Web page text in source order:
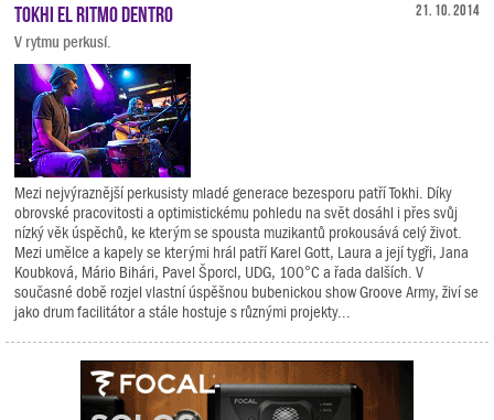
21. 10. 2014
Tokhi El Ritmo Dentro
V rytmu perkusí.
Mezi nejvýraznější perkusisty mladé generace bezesporu patří Tokhi. Díky
obrovské pracovitosti a optimistickému pohledu na svět dosáhl i přes svůj
nízký věk úspěchů, ke kterým se spousta muzikantů prokousává celý život.
Mezi umělce a kapely se kterými hrál patří Karel Gott, Laura a její tygři, Jana
Koubková, Mário Bihári, Pavel Šporcl, UDG, 100°C a řada dalších. V
současné době rozjel vlastní úspěšnou bubenickou show Groove Army, živí se
jako drum facilitátor a stále hostuje s různými projekty...